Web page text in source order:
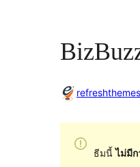
refreshthemes
ธีมนี้ไม่มีก